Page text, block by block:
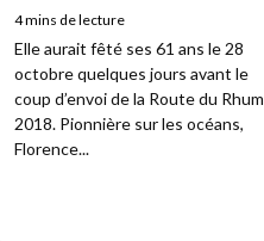
4 mins de lecture
Elle aurait fêté ses 61 ans le 28
octobre quelques jours avant le
coup d’envoi de la Route du Rhum
2018. Pionnière sur les océans,
Florence...